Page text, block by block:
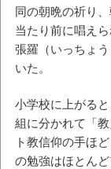
同の朝晩の祈り
当たり前に唱え
張羅（いっちょ
いた。
小学校に上がる
組に分かれて「
ト教信仰の手ほ
の勉強はほとん